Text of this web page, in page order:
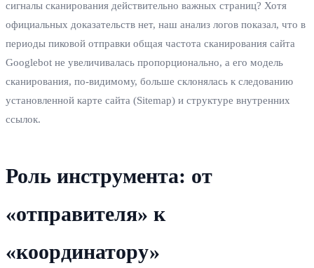
сигналы сканирования действительно важных страниц? Хотя
официальных доказательств нет, наш анализ логов показал, что в
периоды пиковой отправки общая частота сканирования сайта
Googlebot не увеличивалась пропорционально, а его модель
сканирования, по-видимому, больше склонялась к следованию
установленной карте сайта (Sitemap) и структуре внутренних
ссылок.
Роль инструмента: от
«отправителя» к
«координатору»